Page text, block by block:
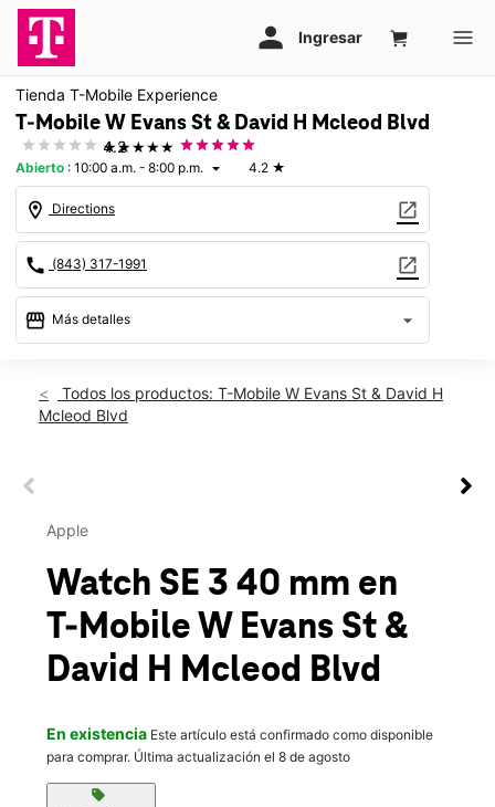
Tienda T-Mobile Experience
T-Mobile W Evans St & David H Mcleod Blvd
★★★★★
4.2
Abierto : 10:00 a.m. - 8:00 p.m. arrow_drop_down 4.2 ★
location_on Directions open_in_new
call (843) 317-1991 open_in_new
storefront Más detalles arrow_drop_down
Sáb.: 10:00 a.m. a 8:00 p.m.
Dom.:12:00 p.m. a 6:00 p.m.
Vie.:
2160 W Evans St Ste 95 Florence, SC 29501
Todos los productos: T-Mobile W Evans St & David H
Mcleod Blvd
This carousel shows one large product image at a time. Use
Apple
Watch SE 3 40 mm en
T-Mobile W Evans St &
David H Mcleod Blvd
En existencia Este artículo está confirmado como disponible
para comprar. Última actualización el 8 de agosto
sell